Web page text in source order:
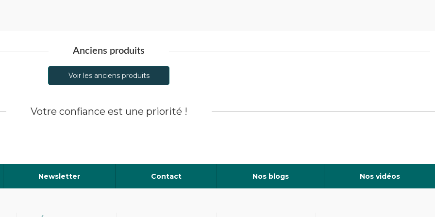
Anciens produits
Voir les anciens produits
Votre confiance est une priorité !
Newsletter Contact Nos blogs Nos vidéos